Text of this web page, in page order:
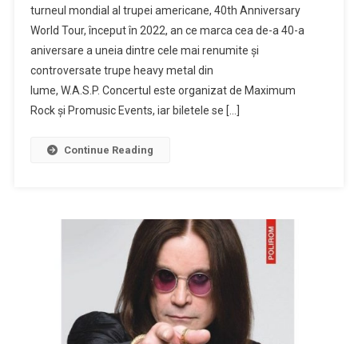
Arenele
Romane,
turneul mondial al trupei americane, 40th Anniversary
World Tour, început în 2022, an ce marca cea de-a 40-a
aniversare a uneia dintre cele mai renumite și
controversate trupe heavy metal din
lume, W.A.S.P. Concertul este organizat de Maximum
Rock și Promusic Events, iar biletele se […]
Continue Reading